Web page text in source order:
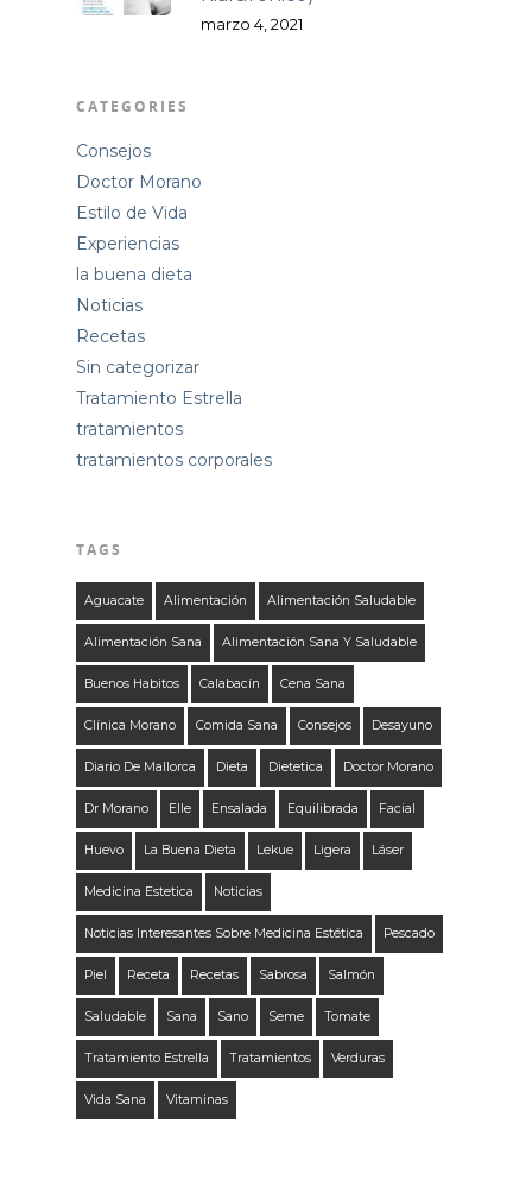
marzo 4, 2021
CATEGORIES
Consejos
Doctor Morano
Estilo de Vida
Experiencias
la buena dieta
Noticias
Recetas
Sin categorizar
Tratamiento Estrella
tratamientos
tratamientos corporales
TAGS
Aguacate Alimentación Alimentación Saludable
Alimentación Sana Alimentación Sana Y Saludable
Buenos Habitos Calabacín Cena Sana
Clínica Morano Comida Sana Consejos Desayuno
Diario De Mallorca Dieta Dietetica Doctor Morano
Dr Morano Elle Ensalada Equilibrada Facial
Huevo La Buena Dieta Lekue Ligera Láser
Medicina Estetica Noticias
Noticias Interesantes Sobre Medicina Estética Pescado
Piel Receta Recetas Sabrosa Salmón
Saludable Sana Sano Seme Tomate
Tratamiento Estrella Tratamientos Verduras
Vida Sana Vitaminas